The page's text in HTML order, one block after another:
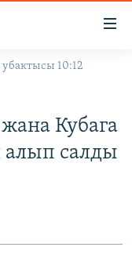
10:12
Кубага
салды